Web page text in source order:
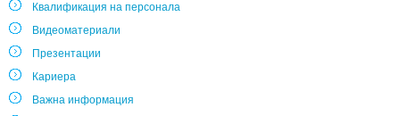
Квалификация на персонала
Видеоматериали
Презентации
Кариера
Важна информация